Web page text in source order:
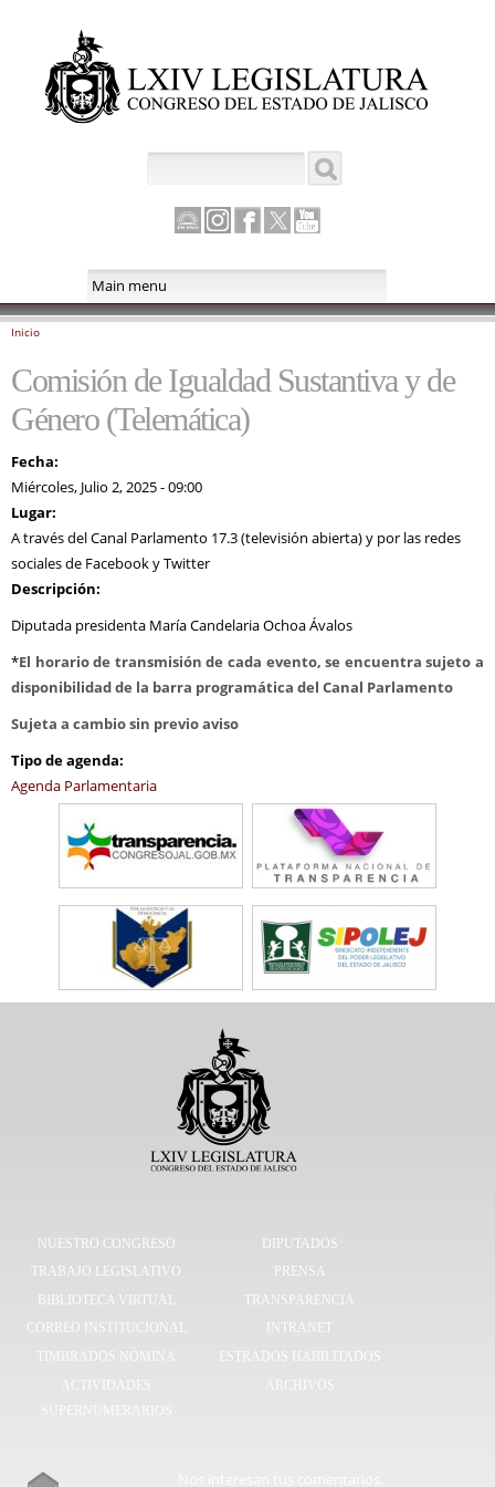
principal
Canal
Instagram
Facebook
Twitter
Inicio
Comisión de Igualdad Sustantiva y de
Género (Telemática)
Fecha:
Miércoles, Julio 2, 2025 - 09:00
Lugar:
A través del Canal Parlamento 17.3 (televisión abierta) y por las redes
sociales de Facebook y Twitter
Descripción:
Diputada presidenta María Candelaria Ochoa Ávalos
*El horario de transmisión de cada evento, se encuentra sujeto a
disponibilidad de la barra programática del Canal Parlamento
Sujeta a cambio sin previo aviso
Tipo de agenda:
Agenda Parlamentaria
NUESTRO CONGRESO
DIPUTADOS
TRABAJO LEGISLATIVO
PRENSA
BIBLIOTECA VIRTUAL
TRANSPARENCIA
CORREO INSTITUCIONAL
INTRANET
TIMBRADOS NÓMINA
ESTRADOS HABILITADOS
ACTIVIDADES
SUPERNUMERARIOS
ARCHIVOS